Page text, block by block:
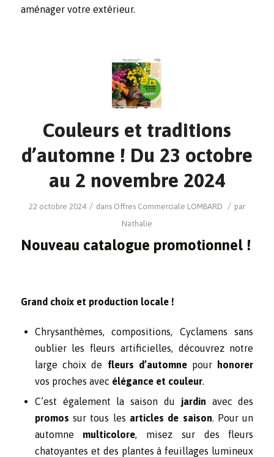
aménager votre extérieur.
Couleurs et traditions
d’automne ! Du 23 octobre
au 2 novembre 2024
22 octobre 2024 / dans Offres Commerciale LOMBARD / par
Nathalie
Nouveau catalogue promotionnel !
Grand choix et production locale !
Chrysanthèmes, compositions, Cyclamens sans
oublier les fleurs artificielles, découvrez notre
large choix de fleurs d’automnepour honorer
vos proches avec élégance et couleur.
C’est également la saison du jardin avec des
promos sur tous les articles de saison. Pour un
automne multicolore, misez sur des fleurs
chatoyantes et des plantes à feuillages lumineux